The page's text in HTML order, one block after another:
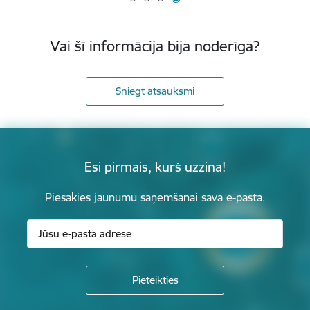
Vai šī informācija bija noderīga?
Sniegt atsauksmi
Esi pirmais, kurš uzzina!
Piesakies jaunumu saņemšanai savā e-pastā.